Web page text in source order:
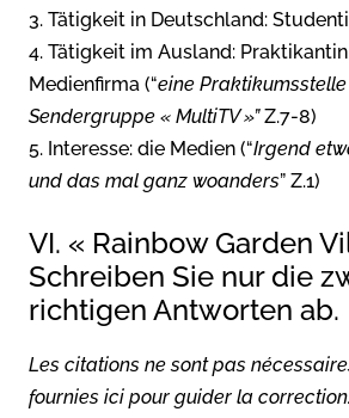
3. Tätigkeit in Deutschland:
4. Tätigkeit im Ausland:
Medienfirma (“eine
Sendergruppe « MultiTV »”Z.7-8)
5. Interesse: die Medien (“Irgend
und das mal ganz woanders” Z.1)
VI. « Rainbow Garden
Schreiben Sie nur die
richtigen Antworten ab.
Les citations ne sont pas
fournies ici pour guider la correction.